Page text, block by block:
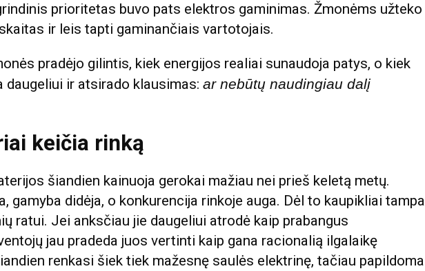
prioritetas buvo pats elektros gaminimas. Žmonėms užteko
ir leis tapti gaminančiais vartotojais.
pradėjo gilintis, kiek energijos realiai sunaudoja patys, o kiek
ir atsirado klausimas: ar nebūtų naudingiau dalį
keičia rinką
šiandien kainuoja gerokai mažiau nei prieš keletą metų.
gamyba didėja, o konkurencija rinkoje auga. Dėl to kaupikliai tampa
ratui. Jei anksčiau jie daugeliui atrodė kaip prabangus
jau pradeda juos vertinti kaip gana racionalią ilgalaikę
renkasi šiek tiek mažesnę saulės elektrinę, tačiau